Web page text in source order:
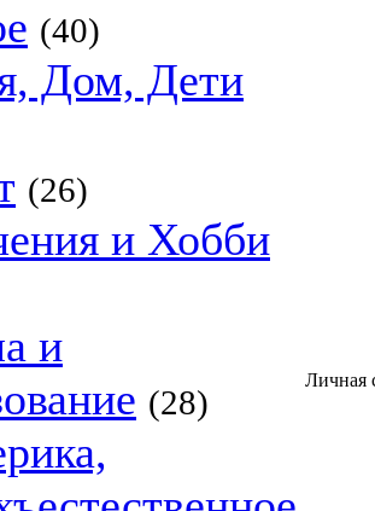
(40)
Дом, Дети
(26)
и Хобби
и
(28)
Личная